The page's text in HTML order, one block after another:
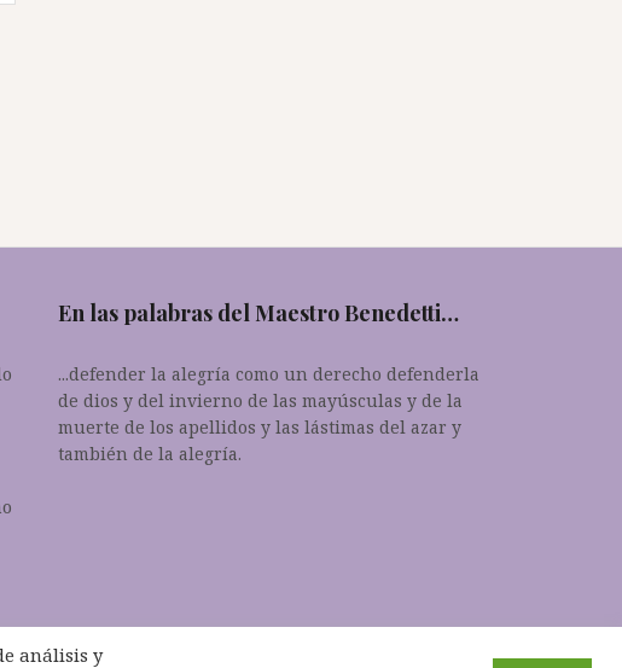
En las palabras del Maestro Benedetti…
...defender la alegría como un derecho defenderla
de dios y del invierno de las mayúsculas y de la
muerte de los apellidos y las lástimas del azar y
también de la alegría.
análisis y